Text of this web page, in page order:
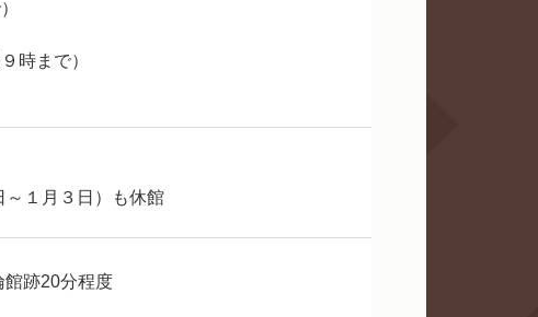
時まで）
１月３日）も休館
館跡20分程度